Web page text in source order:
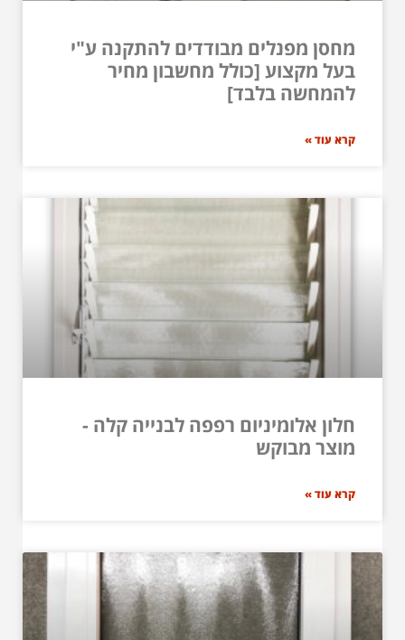
מחסן מפנלים מבודדים להתקנה ע"י
בעל מקצוע [כולל מחשבון מחיר
להמחשה בלבד]
קרא עוד »
חלון אלומיניום רפפה לבנייה קלה -
מוצר מבוקש
קרא עוד »